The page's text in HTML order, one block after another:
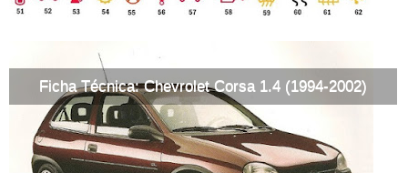
Ficha Técnica: Chevrolet Corsa 1.4 (1994-2002)